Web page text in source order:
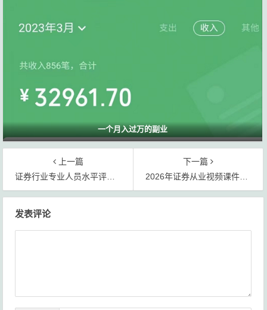
一个月入过万的副业
上一篇
证券行业专业人员水平评价测试网课/习题/笔记电子版网盘下载
下一篇
2026年证券从业视频课件＋重点三色笔记考前7页纸速记口诀网盘下载
发表评论